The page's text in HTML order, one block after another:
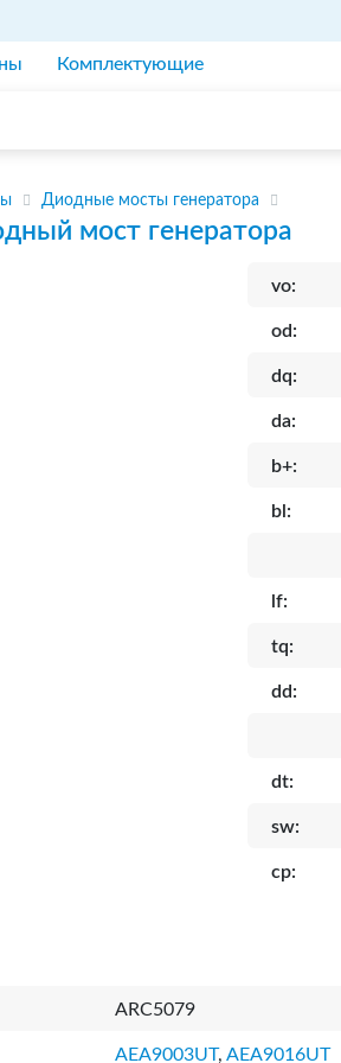
Комплектующие
Диодные мосты генератора
мост генератора
vo:
od:
dq:
da:
b+:
bl:
lf:
tq:
dd:
dt:
sw:
cp:
ARC5079
AEA9003UT, AEA9016UT